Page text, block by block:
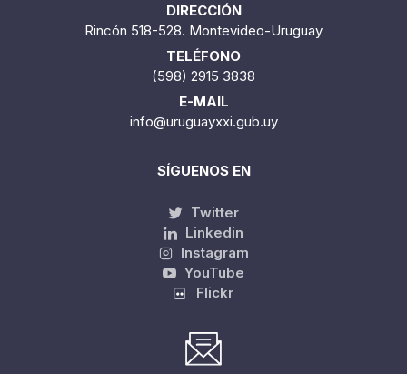
DIRECCIÓN
Rincón 518-528. Montevideo-Uruguay
TELÉFONO
(598) 2915 3838
E-MAIL
info@uruguayxxi.gub.uy
SÍGUENOS EN
Twitter
Linkedin
Instagram
YouTube
Flickr